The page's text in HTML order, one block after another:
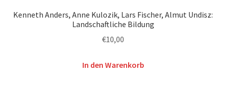
Kenneth Anders, Anne Kulozik, Lars Fischer, Almut Undisz:
Landschaftliche Bildung
€10,00
In den Warenkorb